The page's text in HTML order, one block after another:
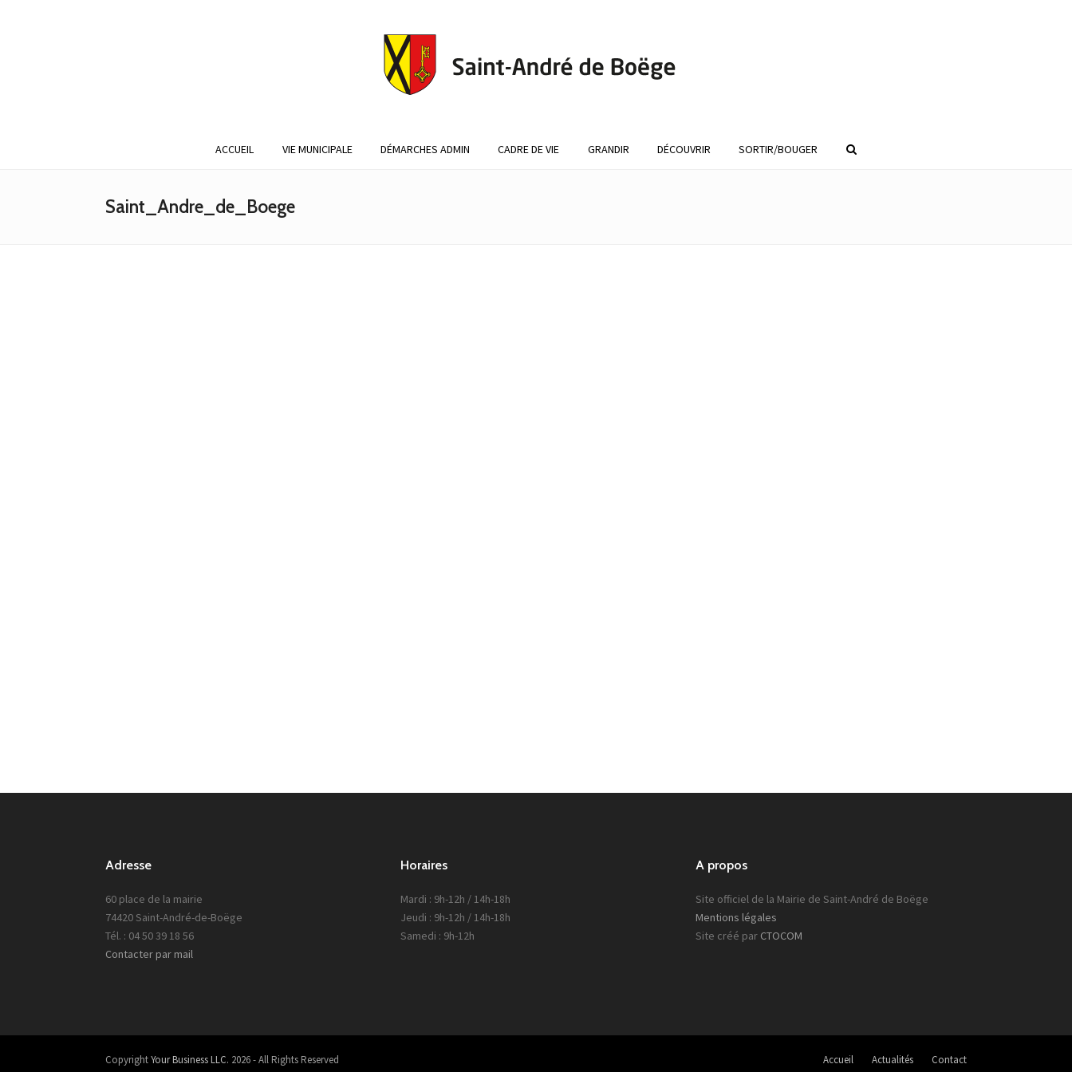
ACCUEIL VIE MUNICIPALE DÉMARCHES ADMIN CADRE DE VIE GRANDIR DÉCOUVRIR SORTIR/BOUGER
Saint_Andre_de_Boege
Adresse
60 place de la mairie
74420 Saint-André-de-Boëge
Tél. : 04 50 39 18 56
Contacter par mail
Horaires
Mardi : 9h-12h / 14h-18h
Jeudi : 9h-12h / 14h-18h
Samedi : 9h-12h
A propos
Site officiel de la Mairie de Saint-André de Boëge
Mentions légales
Site créé par CTOCOM
CopyrightYour Business LLC. 2026 - All Rights Reserved Accueil Actualités Contact